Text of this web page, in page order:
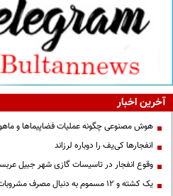
آخرین اخبار
هوش مصنوعی چگونه عملیات فضاپیماها و
انفجارها کی‌یف را دوباره لرزاند
وقوع انفجار در تاسیسات گازی شهر جبیل
یک کشته و ۱۲ مسموم به دنبال مصرف مشروبات الکلی در نیشابور